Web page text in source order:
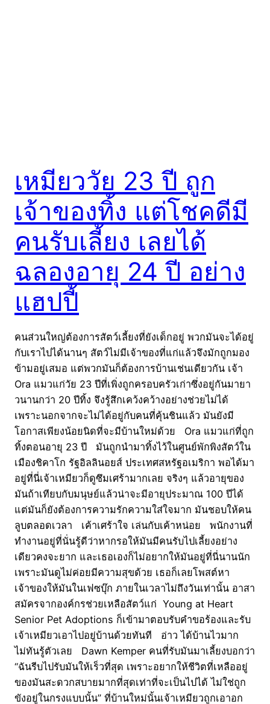
เหมียววัย 23 ปี ถูก
เจ้าของทิ้ง แต่โชคดีมี
คนรับเลี้ยง เลยได้
ฉลองอายุ 24 ปี อย่าง
แฮปปี้
คนส่วนใหญ่ต้องการสัตว์เลี้ยงที่ยังเด็กอยู่ พวกมันจะได้อยู่
กับเราไปได้นานๆ สัตว์ไม่มีเจ้าของที่แก่แล้วจึงมักถูกมอง
ข้ามอยู่เสมอ แต่พวกมันก็ต้องการบ้านเช่นเดียวกัน เจ้า
Ora แมวแก่วัย 23 ปีที่เพิ่งถูกครอบครัวเก่าซึ่งอยู่กันมายา
วนานกว่า 20 ปีทิ้ง จึงรู้สึกเคว้งคว้างอย่างช่วยไม่ได้
เพราะนอกจากจะไม่ได้อยู่กับคนที่คุ้นชินแล้ว มันยังมี
โอกาสเพียงน้อยนิดที่จะมีบ้านใหม่ด้วย Ora แมวแก่ที่ถูก
ทิ้งตอนอายุ 23 ปี มันถูกนำมาทิ้งไว้ในศูนย์พักพิงสัตว์ใน
เมืองชิคาโก รัฐอิลลินอยส์ ประเทศสหรัฐอเมริกา พอได้มา
อยู่ที่นี่เจ้าเหมียวก็ดูซึมเศร้ามากเลย จริงๆ แล้วอายุของ
มันถ้าเทียบกับมนุษย์แล้วน่าจะมีอายุประมาณ 100 ปีได้
แต่มันก็ยังต้องการความรักความใส่ใจมาก มันชอบให้คน
ลูบตลอดเวลา เค้าเศร้าใจ เล่นกับเค้าหน่อย พนักงานที่
ทำงานอยู่ที่นั่นรู้ดีว่าหากรอให้มันมีคนรับไปเลี้ยงอย่าง
เดียวคงจะยาก และเธอเองก็ไม่อยากให้มันอยู่ที่นี่นานนัก
เพราะมันดูไม่ค่อยมีความสุขด้วย เธอก็เลยโพสต์หา
เจ้าของให้มันในเฟซบุ๊ก ภายในเวลาไม่ถึงวันเท่านั้น อาสา
สมัครจากองค์กรช่วยเหลือสัตว์แก่ Young at Heart
Senior Pet Adoptions ก็เข้ามาตอบรับคำขอร้องและรับ
เจ้าเหมียวเอาไปอยู่บ้านด้วยทันที อ่าว ได้บ้านไวมาก
ไม่ทันรู้ตัวเลย Dawn Kemper คนที่รับมันมาเลี้ยงบอกว่า
“ฉันรีบไปรับมันให้เร็วที่สุด เพราะอยากให้ชีวิตที่เหลืออยู่
ของมันสะดวกสบายมากที่สุดเท่าที่จะเป็นไปได้ ไม่ใช่ถูก
ขังอยู่ในกรงแบบนั้น” ที่บ้านใหม่นั้นเจ้าเหมียวถูกเอาอก